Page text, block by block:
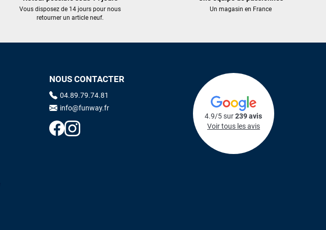
Vous disposez de 14 jours pour nous
retourner un article neuf.
Un magasin en France
NOUS CONTACTER
04.89.79.74.81
info@funway.fr
4.9/5 sur239 avis
Voir tous les avis
LAISSER UN AVIS